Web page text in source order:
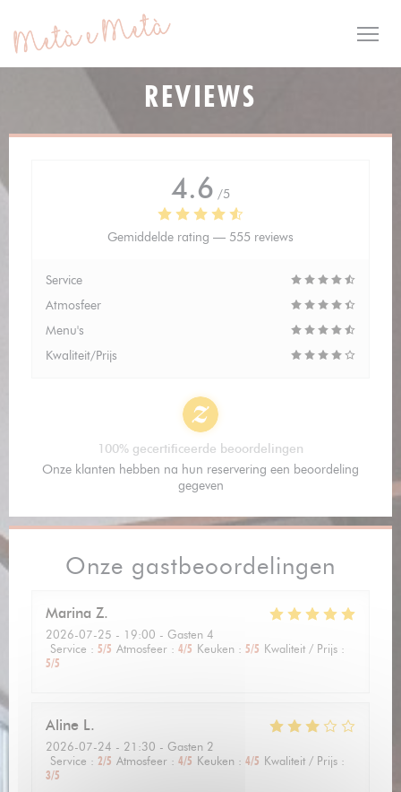
REVIEWS
Onze gastbeoordelingen
Marina Z
2026-07-25 - 19:00 - Gasten 4
Service : 5/5 Atmosfeer : 4/5 Keuken : 5/5 Kwaliteit / Prijs :
5/5
Aline L
2026-07-24 - 21:30 - Gasten 2
Service : 2/5 Atmosfeer : 4/5 Keuken : 4/5 Kwaliteit / Prijs :
3/5
4.6 /5
Gemiddelde rating — 555 reviews
Service
Atmosfeer
Menu's
Kwaliteit/Prijs
100% gecertificeerde beoordelingen
Onze klanten hebben na hun reservering een beoordeling
gegeven